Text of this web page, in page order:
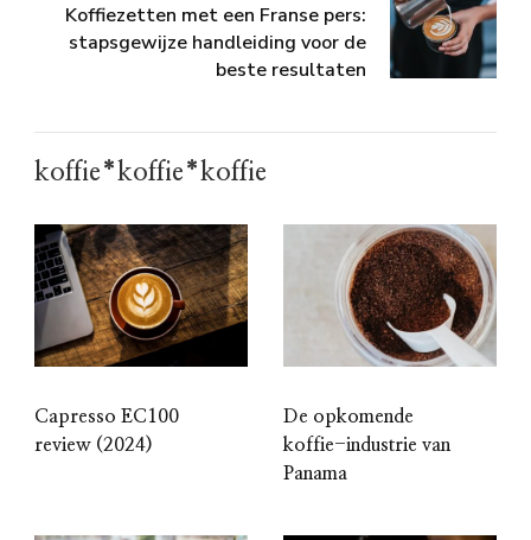
Koffiezetten met een Franse pers:
stapsgewijze handleiding voor de
beste resultaten
koffie*koffie*koffie
Capresso EC100
review (2024)
De opkomende
koffie-industrie van
Panama